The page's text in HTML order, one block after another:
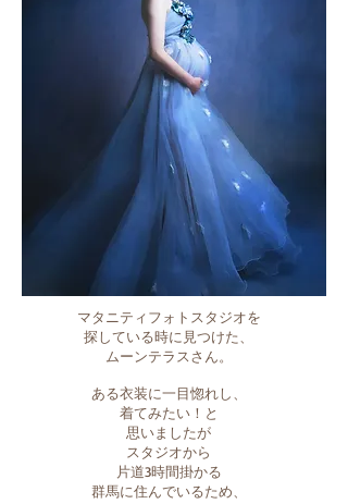
マタニティフォトスタジオを
探している時に見つけた、
ムーンテラスさん。
ある衣装に一目惚れし、
着てみたい！と
思いましたが
スタジオから
片道3時間掛かる
群馬に住んでいるため、